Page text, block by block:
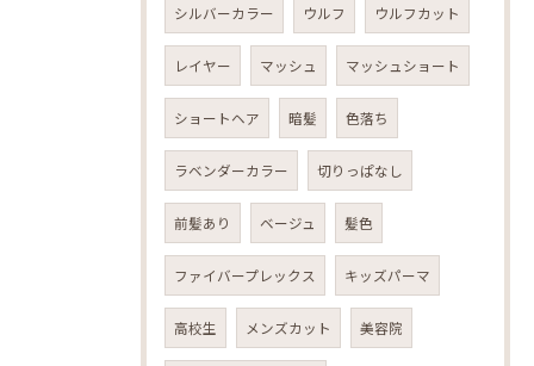
シルバーカラー ウルフ ウルフカット
レイヤー マッシュ マッシュショート
ショートヘア 暗髪 色落ち
ラベンダーカラー 切りっぱなし
前髪あり ベージュ 髪色
ファイバープレックス キッズパーマ
高校生 メンズカット 美容院